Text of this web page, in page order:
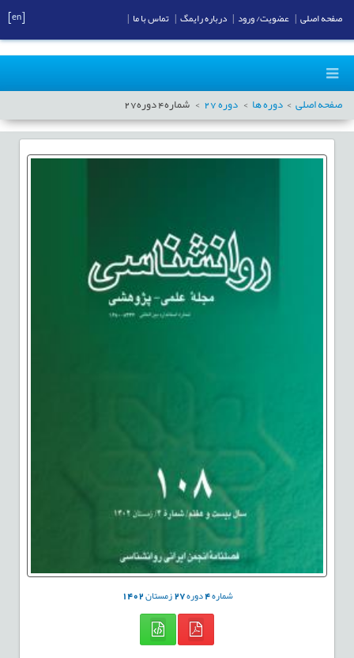
صفحه اصلی دوره ها دوره27 شماره4دوره27
شماره4دوره27زمستان1402
صفحه اصلی عضویت/ ورود درباره رایمگ تماس با ما